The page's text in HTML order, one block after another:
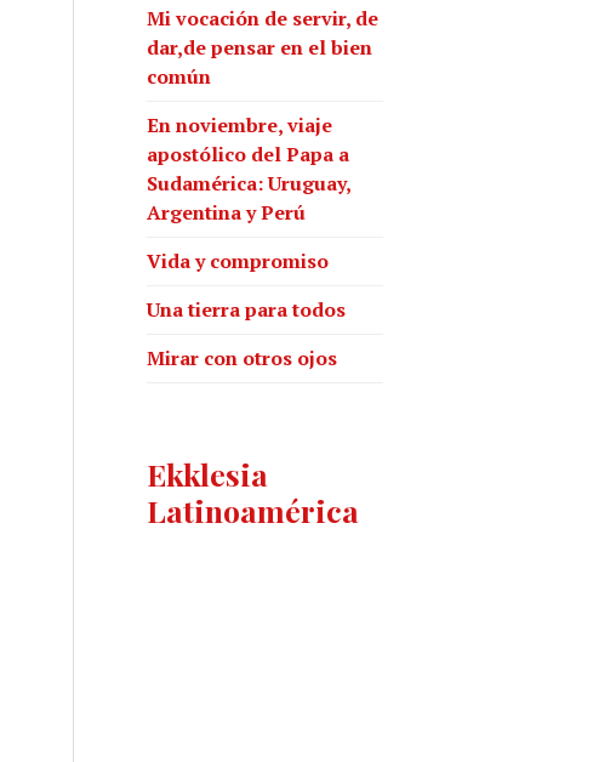
Mi vocación de servir, de
dar,de pensar en el bien
común
En noviembre, viaje
apostólico del Papa a
Sudamérica: Uruguay,
Argentina y Perú
Vida y compromiso
Una tierra para todos
Mirar con otros ojos
Ekklesia
Latinoamérica